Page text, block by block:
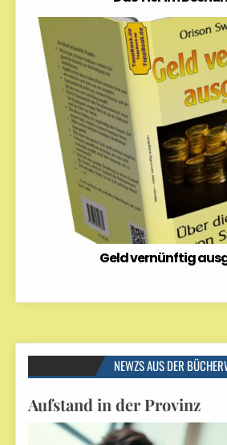
Geld vernünftig
NEWZS AUS DER
Aufstand in der Provinz